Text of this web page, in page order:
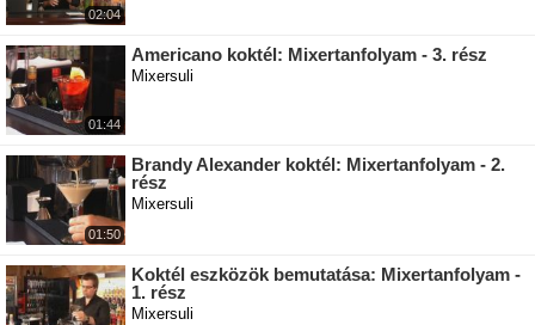
02:04
01:44
Americano koktél: Mixertanfolyam - 3. rész
Mixersuli
01:50
Brandy Alexander koktél: Mixertanfolyam - 2.
rész
Mixersuli
Koktél eszközök bemutatása: Mixertanfolyam -
1. rész
Mixersuli